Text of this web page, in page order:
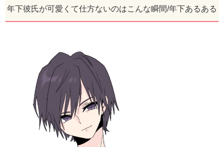
年下彼氏が可愛くて仕方ないのはこんな瞬間/年下あるある